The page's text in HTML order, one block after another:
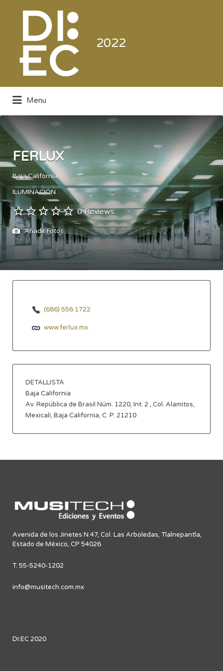
2022
Electrónica de Consumo y Comercial
Buscar
Menu
FERLUX
Baja California
ILUMINACIÓN
0 Reviews
Añadir Fotos
(686) 556 1722
www.ferlux.mx
DETALLISTA
Baja California
Av. República de Brasil Núm. 1220, Int. 2 , Col. Alamitos,
Mexicali, Baja California, C. P. 21210
Avenida de los Jinetes N.47, Col. Las Arboledas, Tlalnepantla,
Estado de México, CP 54026
T. 55-5240-1202
info@musitech.com.mx
DI:EC 2020